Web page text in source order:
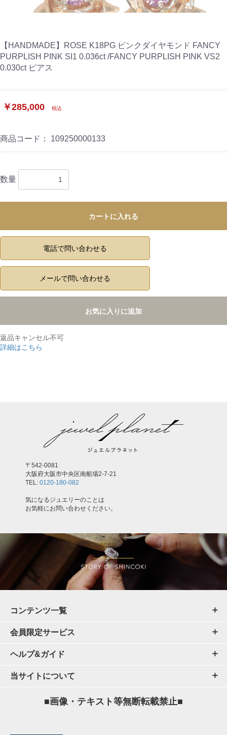
【HANDMADE】ROSE K18PG ピンクダイヤモンド FANCY
PURPLISH PINK SI1 0.036ct /FANCY PURPLISH PINK VS2
0.030ct ピアス
￥285,000 税込
商品コード： 109250000133
数量
カートに入れる
電話で問い合わせる
メールで問い合わせる
お気に入りに追加
返品キャンセル不可
詳細はこちら
〒542-0081
大阪府大阪市中央区南船場2-7-21
TEL: 0120-180-082
気になるジュエリーのことは
お気軽にお問い合わせください。
コンテンツ一覧
会員限定サービス
ヘルプ&ガイド
当サイトについて
■画像・テキスト等無断転載禁止■